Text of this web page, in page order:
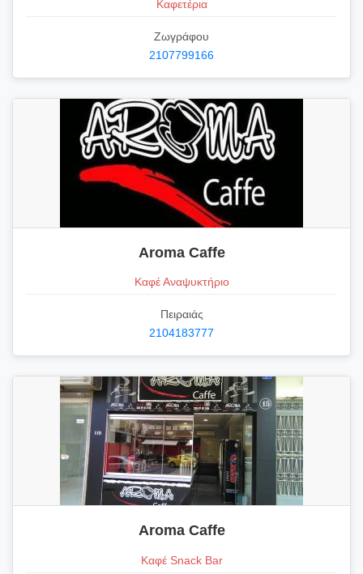
Καφετέρια
Ζωγράφου
2107799166
Aroma Caffe
Καφέ Αναψυκτήριο
Πειραιάς
2104183777
Aroma Caffe
Καφέ Snack Bar